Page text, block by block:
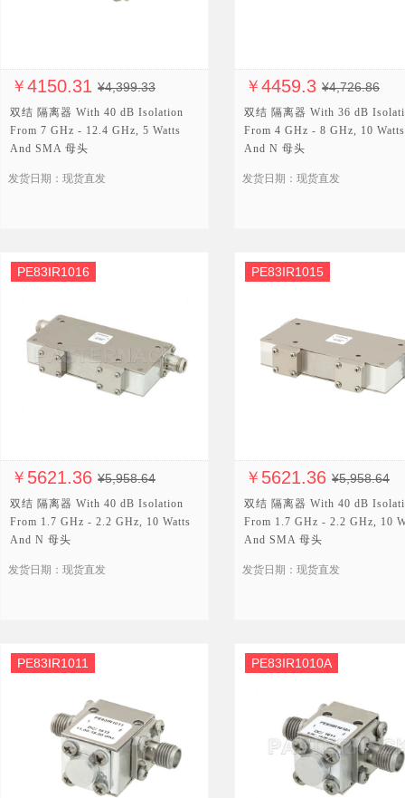
￥ 4150.31 ¥4,399.33
双结 隔离器 With 40 dB Isolation
From 7 GHz - 12.4 GHz, 5 Watts
And SMA 母头
发货日期：现货直发
￥ 4459.3 ¥4,726.86
双结 隔离器 With 36 dB
From 4 GHz - 8 GHz, 10 Watts
And N 母头
发货日期：现货直发
￥ 5621.36 ¥5,958.64
PE83IR1016
双结 隔离器 With 40 dB Isolation
From 1.7 GHz - 2.2 GHz, 10 Watts
And N 母头
发货日期：现货直发
￥ 5621.36 ¥5,958.64
PE83IR1015
双结 隔离器 With 40 dB
From 1.7 GHz - 2.2 GHz, 10
And SMA 母头
发货日期：现货直发
PE83IR1011 PE83IR1010A